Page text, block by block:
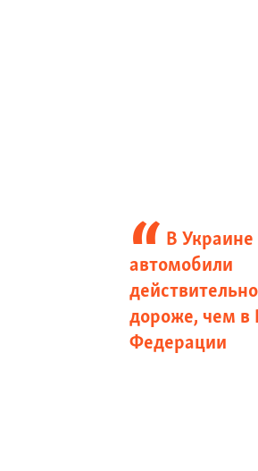
В Украине
автомобили
дороже, чем в
Федерации